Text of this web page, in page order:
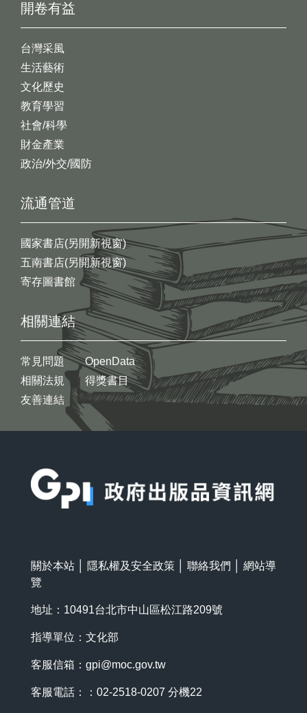
開卷有益
台灣采風
生活藝術
文化歷史
教育學習
社會/科學
財金產業
政治/外交/國防
流通管道
國家書店(另開新視窗)
五南書店(另開新視窗)
寄存圖書館
相關連結
常見問題
相關法規
友善連結
OpenData
得獎書目
關於本站 隱私權及安全政策 聯絡我們
網站導
覽
地址：10491台北市中山區松江路209號
指導單位：文化部
客服信箱： gpi@moc.gov.tw
客服電話：：02-2518-0207 分機22